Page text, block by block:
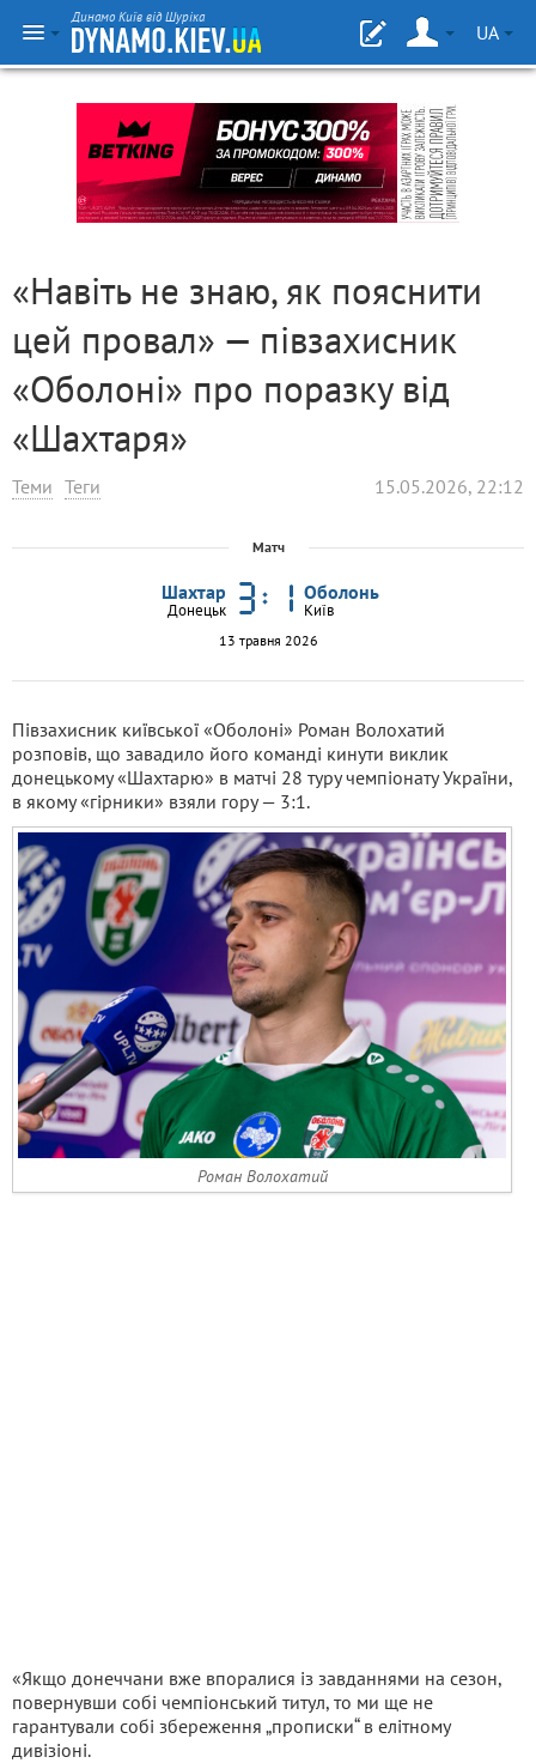
Динамо Київ від Шуріка
UA
«Навіть не знаю, як пояснити
цей провал» — півзахисник
«Оболоні» про поразку від
«Шахтаря»
Теми Теги 15.05.2026, 22:12
Матч
Шахтар
Донецьк
Оболонь
Київ
13 травня 2026
Півзахисник київської «Оболоні» Роман Волохатий
розповів, що завадило його команді кинути виклик
донецькому «Шахтарю» в матчі 28 туру чемпіонату України,
в якому «гірники» взяли гору — 3:1.
Роман Волохатий
«Якщо донеччани вже впоралися із завданнями на сезон,
повернувши собі чемпіонський титул, то ми ще не
гарантували собі збереження „прописки“ в елітному
дивізіоні.